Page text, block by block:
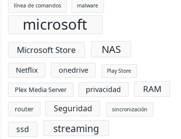
línea de comandos malware
microsoft
Microsoft Store NAS
Netflix onedrive Play Store
Plex Media Server privacidad RAM
router Seguridad sincronización
ssd
streaming